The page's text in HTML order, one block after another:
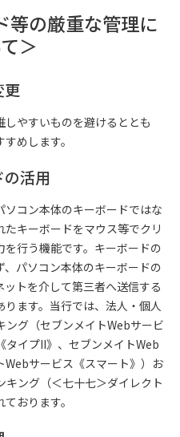
等の厳重な管理に
＞
更
やすいものを避けるととも
めします。
活用
コン本体のキーボードではな
キーボードをマウス等でクリ
行う機能です。キーボードの
パソコン本体のキーボードの
トを介して第三者へ送信する
ます。当行では、法人・個人
グ（セブンメイトWebサービ
タイプII》、セブンメイトWeb
サービス《スマート》）お
ング（＜七十七＞ダイレクト
おります。